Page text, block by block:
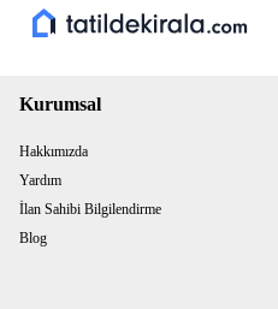
Kurumsal
Hakkımızda
Yardım
İlan Sahibi Bilgilendirme
Blog